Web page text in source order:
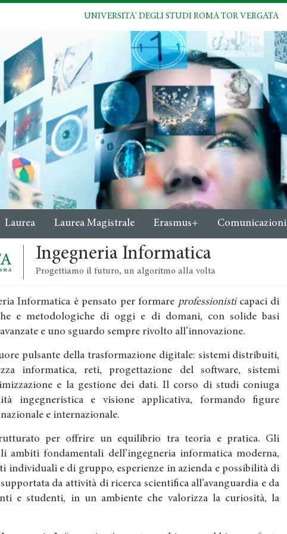
UNIVERSITA' DEGLI STUDI ROMA TOR VERGATA
Laurea Laurea Magistrale Erasmus+ Comunicazioni
Ingegneria Informatica
Progettiamo il futuro, un algoritmo alla volta
Informatica è pensato per formare professionisticapaci di
e metodologiche di oggi e di domani, con solide basi
e uno sguardo sempre rivolto all’innovazione.
pulsante della trasformazione digitale: sistemi distribuiti,
informatica, reti, progettazione del software, sistemi
e la gestione dei dati. Il corso di studi coniuga
ingegneristica e visione applicativa, formando figure
e internazionale.
per offrire un equilibrio tra teoria e pratica. Gli
ambiti fondamentali dell’ingegneria informatica moderna,
e di gruppo, esperienze in azienda e possibilità di
da attività di ricerca scientifica all’avanguardia e da
e studenti, in un ambiente che valorizza la curiosità, la